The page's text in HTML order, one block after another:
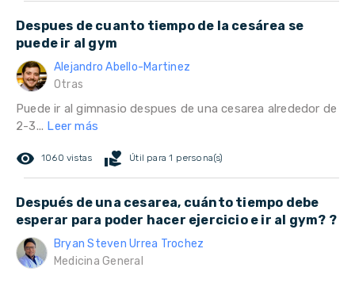
Despues de cuanto tiempo de la cesárea se
puede ir al gym
Alejandro Abello-Martinez
Otras
Puede ir al gimnasio despues de una cesarea alrededor de
2-3... Leer más
remove_red_eye 1060 vistas volunteer_activism Útil para 1 persona(s)
Después de una cesarea, cuánto tiempo debe
esperar para poder hacer ejercicio e ir al gym? ?
Bryan Steven Urrea Trochez
Medicina General